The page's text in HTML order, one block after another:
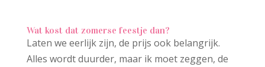
Wat kost dat zomerse feestje dan?
Laten we eerlijk zijn, de prijs ook belangrijk.
Alles wordt duurder, maar ik moet zeggen, de